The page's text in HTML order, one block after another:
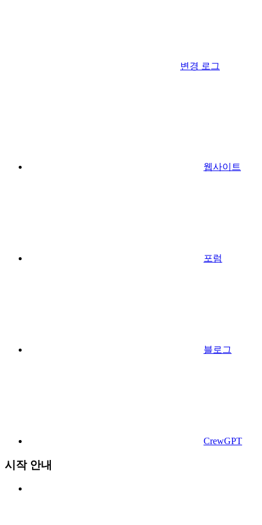
변경 로그
웹사이트
포럼
블로그
CrewGPT
시작 안내